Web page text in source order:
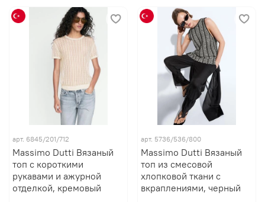
арт. 6845/201/712
Massimo Dutti Вязаный
топ с короткими
рукавами и ажурной
отделкой, кремовый
арт. 5736/536/800
Massimo Dutti Вязаный
топ из смесовой
хлопковой ткани с
вкраплениями, черный